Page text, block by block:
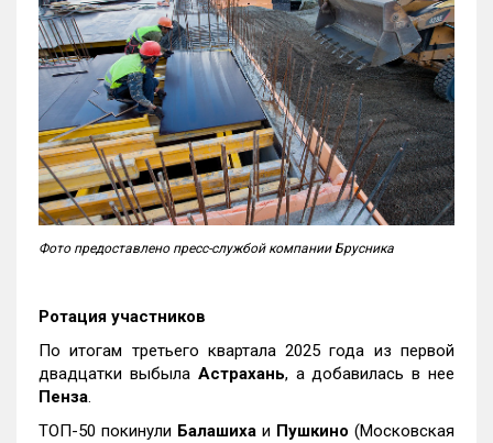
Фото предоставлено пресс-службой компании Брусника
Ротация участников
По итогам третьего квартала 2025 года из первой
двадцатки выбыла Астрахань, а добавилась в нее
Пенза.
ТОП-50 покинули Балашиха и Пушкино (Московская